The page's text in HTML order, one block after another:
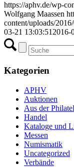
https://aphv.de/wp-
Wolfgang Maassen
content/uploads/
03-21 13:03:51 2016-
Kategorien
APHV
Auktionen
Aus der
Handel
Kataloge und
Messen
Numismatik
Uncategorized
Verbände